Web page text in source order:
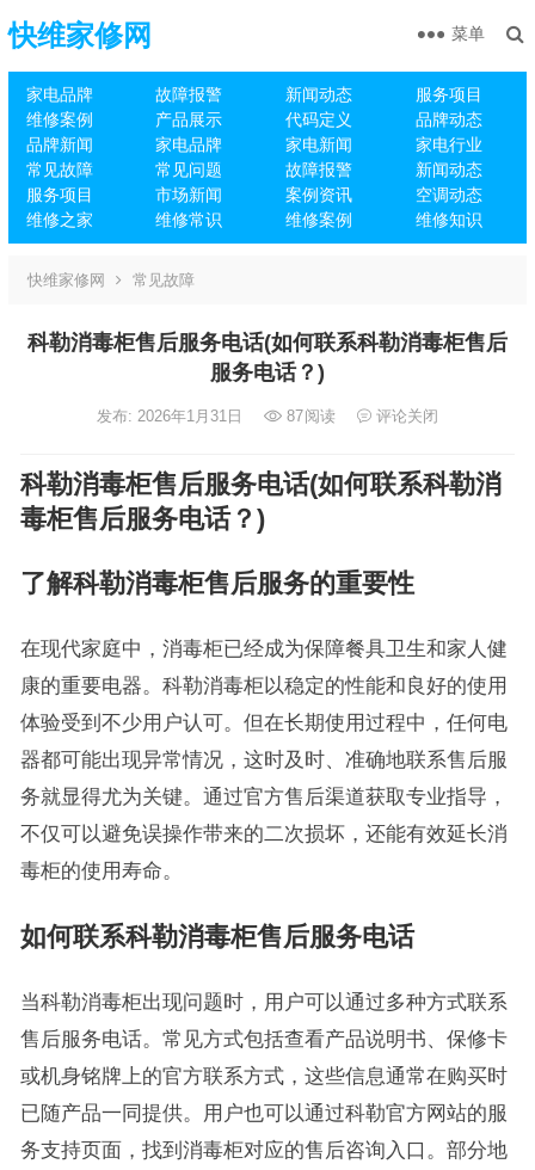
快维家修网
家电品牌 故障报警 新闻动态
服务项目
维修案例
产品展示 代码定义
品牌动态
品牌新闻
家电品牌 家电新闻
家电行业
常见故障
常见问题 故障报警
新闻动态
服务项目
市场新闻 案例资讯
空调动态
维修之家
维修常识 维修案例 维修知识
菜单
快维家修网 常见故障
科勒消毒柜售后服务电话(如何联系科勒消毒柜售后
服务电话？)
发布: 2026年1月31日 87阅读 评论关闭
科勒消毒柜售后服务电话(如何联系科勒消
毒柜售后服务电话？)
了解科勒消毒柜售后服务的重要性
在现代家庭中，消毒柜已经成为保障餐具卫生和家人健
康的重要电器。科勒消毒柜以稳定的性能和良好的使用
体验受到不少用户认可。但在长期使用过程中，任何电
器都可能出现异常情况，这时及时、准确地联系售后服
务就显得尤为关键。通过官方售后渠道获取专业指导，
不仅可以避免误操作带来的二次损坏，还能有效延长消
毒柜的使用寿命。
如何联系科勒消毒柜售后服务电话
当科勒消毒柜出现问题时，用户可以通过多种方式联系
售后服务电话。常见方式包括查看产品说明书、保修卡
或机身铭牌上的官方联系方式，这些信息通常在购买时
已随产品一同提供。用户也可以通过科勒官方网站的服
务支持页面，找到消毒柜对应的售后咨询入口。部分地